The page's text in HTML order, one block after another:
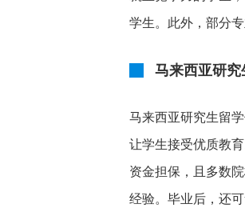
学生。此外，部分
马来西亚研
马来西亚研究生留
让学生接受优质教
资金担保，且多数
经验。毕业后，还